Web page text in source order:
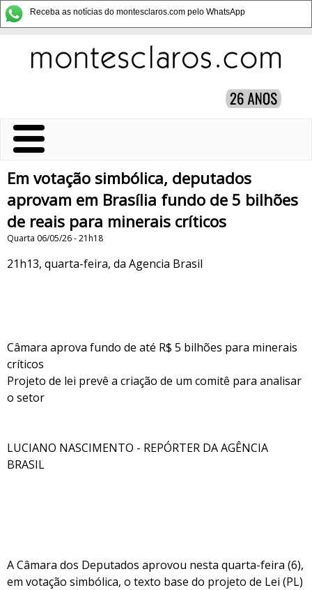
Receba as notícias do montesclaros.com pelo WhatsApp
Em votação simbólica, deputados
aprovam em Brasília fundo de 5 bilhões
de reais para minerais críticos
Quarta 06/05/26 - 21h18
21h13, quarta-feira, da Agencia Brasil
Câmara aprova fundo de até R$ 5 bilhões para minerais
críticos
Projeto de lei prevê a criação de um comitê para analisar
o setor
LUCIANO NASCIMENTO - REPÓRTER DA AGÊNCIA
BRASIL
A Câmara dos Deputados aprovou nesta quarta-feira (6),
em votação simbólica, o texto base do projeto de Lei (PL)